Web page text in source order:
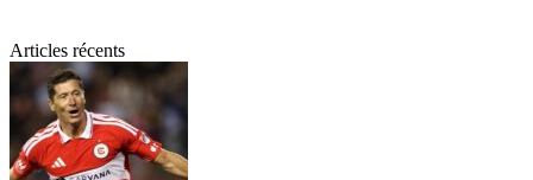
Articles récents